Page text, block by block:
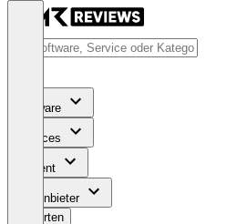
Software
Services
Content
Für Anbieter
Bewerten